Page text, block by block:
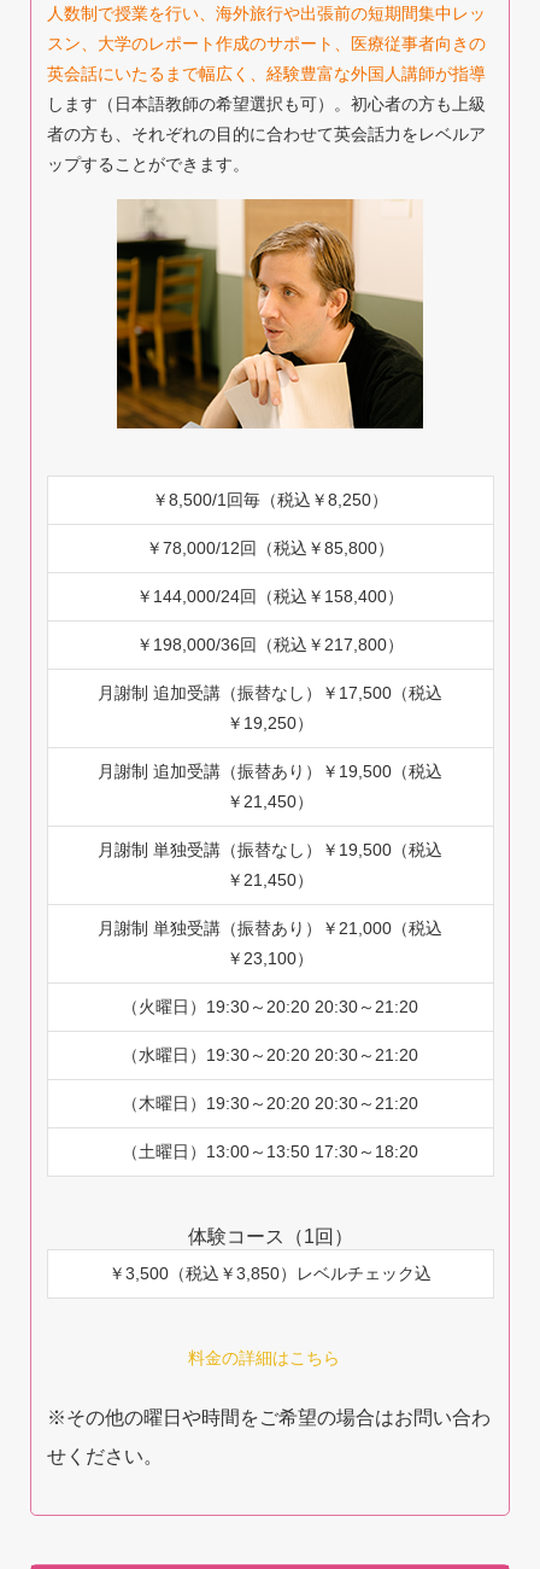
人数制で授業を行い、海外旅行や出張前の短期間集中レッ
スン、大学のレポート作成のサポート、医療従事者向きの
英会話にいたるまで幅広く、経験豊富な外国人講師が指導
します（日本語教師の希望選択も可）。初心者の方も上級
者の方も、それぞれの目的に合わせて英会話力をレベルア
ップすることができます。
￥8,500/1回毎（税込￥8,250）
￥78,000/12回（税込￥85,800）
￥144,000/24回（税込￥158,400）
￥198,000/36回（税込￥217,800）
月謝制 追加受講（振替なし）￥17,500（税込
￥19,250）
月謝制 追加受講（振替あり）￥19,500（税込
￥21,450）
月謝制 単独受講（振替なし）￥19,500（税込
￥21,450）
月謝制 単独受講（振替あり）￥21,000（税込
￥23,100）
（火曜日）19:30～20:20 20:30～21:20
（水曜日）19:30～20:20 20:30～21:20
（木曜日）19:30～20:20 20:30～21:20
（土曜日）13:00～13:50 17:30～18:20
体験コース（1回）
￥3,500（税込￥3,850）レベルチェック込
料金の詳細はこちら
※その他の曜日や時間をご希望の場合はお問い合わ
せください。